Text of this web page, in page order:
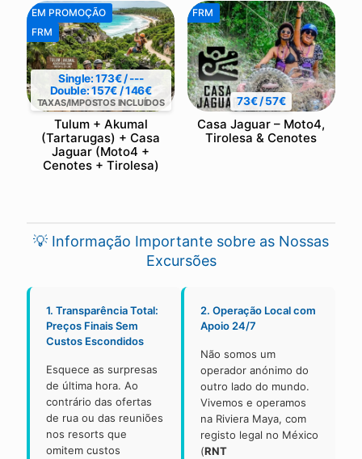
EM PROMOÇÃO
FRM
Single: 173€ / ---
Double: 157€ / 146€
TAXAS/IMPOSTOS INCLUÍDOS
Tulum + Akumal
(Tartarugas) + Casa
Jaguar (Moto4 +
Cenotes + Tirolesa)
FRM
73€ / 57€
Casa Jaguar – Moto4,
Tirolesa & Cenotes
💡 Informação Importante sobre as Nossas
Excursões
1. Transparência Total:
Preços Finais Sem
Custos Escondidos
Esquece as surpresas
de última hora. Ao
contrário das ofertas
de rua ou das reuniões
nos resorts que
omitem custos
2. Operação Local com
Apoio 24/7
Não somos um
operador anónimo do
outro lado do mundo.
Vivemos e operamos
na Riviera Maya, com
registo legal no México
(RNT